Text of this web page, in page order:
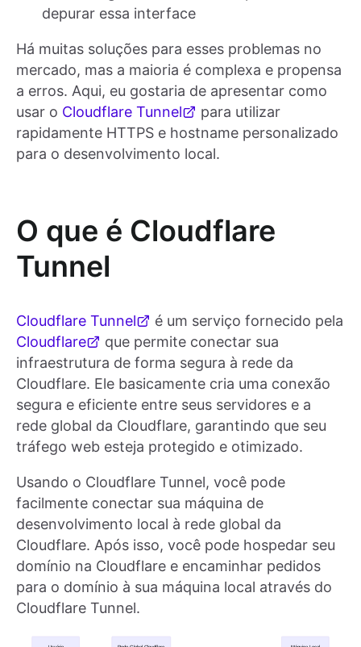
depurar essa interface
Há muitas soluções para esses problemas no
mercado, mas a maioria é complexa e propensa
a erros. Aqui, eu gostaria de apresentar como
usar o Cloudflare Tunnel
para utilizar
rapidamente HTTPS e hostname personalizado
para o desenvolvimento local.
O que é Cloudflare
Tunnel
Cloudflare Tunnel
é um serviço fornecido pela
Cloudflare
que permite conectar sua
infraestrutura de forma segura à rede da
Cloudflare. Ele basicamente cria uma conexão
segura e eficiente entre seus servidores e a
rede global da Cloudflare, garantindo que seu
tráfego web esteja protegido e otimizado.
Usando o Cloudflare Tunnel, você pode
facilmente conectar sua máquina de
desenvolvimento local à rede global da
Cloudflare. Após isso, você pode hospedar seu
domínio na Cloudflare e encaminhar pedidos
para o domínio à sua máquina local através do
Cloudflare Tunnel.